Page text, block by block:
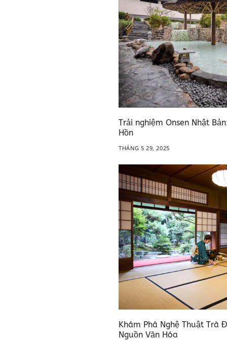
Trải nghiệm Onsen Nhật
Hồn
THÁNG 5 29, 2025
Khám Phá Nghệ Thuật Trà
Nguồn Văn Hóa